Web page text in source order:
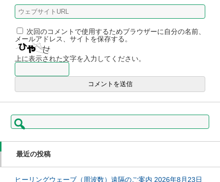
次回のコメントで使用するためブラウザーに自分の名前、
メールアドレス、サイトを保存する。
上に表示された文字を入力してください。
検
索:
最近の投稿
ヒーリングウェーブ（周波数）遠隔のご案内 2026年8月23日